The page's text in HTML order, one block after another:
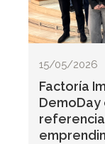
15/05/2026
Factoría